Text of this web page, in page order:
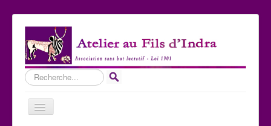
Rechercher
Basculer
la